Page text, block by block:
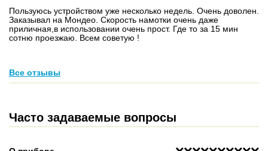
Пользуюсь устройством уже несколько недель. Очень доволен.
Заказывал на Мондео. Скорость намотки очень даже
приличная,в использовании очень прост. Где то за 15 мин
сотню проезжаю. Всем советую !
Все отзывы
Часто задаваемые вопросы